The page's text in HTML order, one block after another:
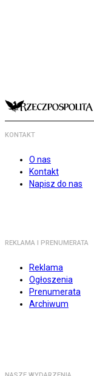
KONTAKT
O nas
Kontakt
Napisz do nas
REKLAMA I PRENUMERATA
Reklama
Ogłoszenia
Prenumerata
Archiwum